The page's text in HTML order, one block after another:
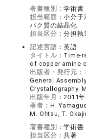
著書種別：学術書
担当範囲：小分子
パク質の結晶化
担当区分：分担執
記述言語：英語
タイトル： Time-
of copper amine
出版者・発行元：
General
Crystallography.
出版年月：2011年
著者： H.
M. Ohtsu, T.
著書種別：学術書
担当区分：共著